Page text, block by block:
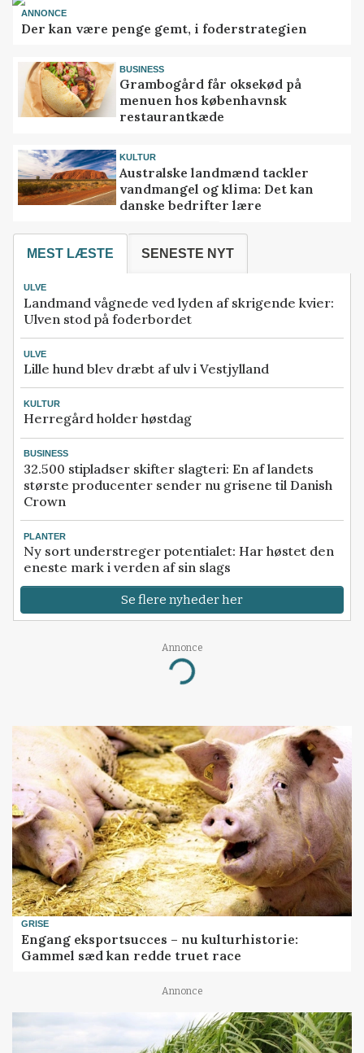
ANNONCE
Der kan være penge gemt, i foderstrategien
BUSINESS
Grambogård får oksekød på
menuen hos københavnsk
restaurantkæde
KULTUR
Australske landmænd tackler
vandmangel og klima: Det kan
danske bedrifter lære
MEST LÆSTE SENESTE NYT
ULVE
Landmand vågnede ved lyden af skrigende kvier:
Ulven stod på foderbordet
ULVE
Lille hund blev dræbt af ulv i Vestjylland
KULTUR
Herregård holder høstdag
BUSINESS
32.500 stipladser skifter slagteri: En af landets
største producenter sender nu grisene til Danish
Crown
PLANTER
Ny sort understreger potentialet: Har høstet den
eneste mark i verden af sin slags
Se flere nyheder her
Annonce
Loading...
GRISE
Engang eksportsucces – nu kulturhistorie:
Gammel sæd kan redde truet race
Annonce